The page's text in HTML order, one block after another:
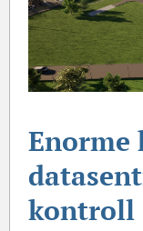
kontroll